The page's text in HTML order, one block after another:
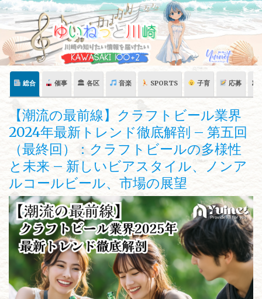
Skip
content
総合 催事 🏛 各区 音楽 SPORTS 子育 応募 🏛
【潮流の最前線】クラフトビール業界
2024年最新トレンド徹底解剖 – 第五回
（最終回）：クラフトビールの多様性
と未来 – 新しいビアスタイル、ノンア
ルコールビール、市場の展望